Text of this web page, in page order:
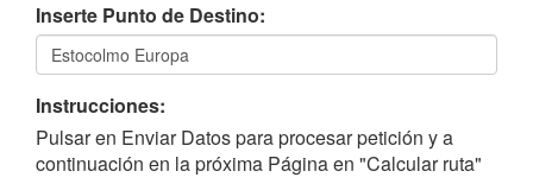
Inserte Punto de Destino:
Instrucciones:
Pulsar en Enviar Datos para procesar petición y a
continuación en la próxima Página en "Calcular ruta"